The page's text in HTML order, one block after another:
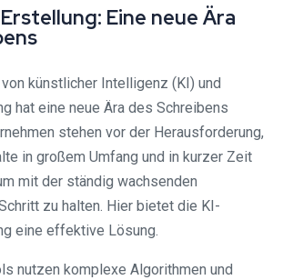
Eine neue Ära
künstlicher Intelligenz (KI) und
hat eine neue Ära des Schreibens
stehen vor der Herausforderung,
in großem Umfang und in kurzer Zeit
mit der ständig wachsenden
zu halten. Hier bietet die KI-
eine effektive Lösung.
nutzen komplexe Algorithmen und